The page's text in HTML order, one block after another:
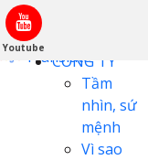
Powered by
Translate
CÔNG TY
Tầm
nhìn, sứ
mệnh
Vì sao
Youtube